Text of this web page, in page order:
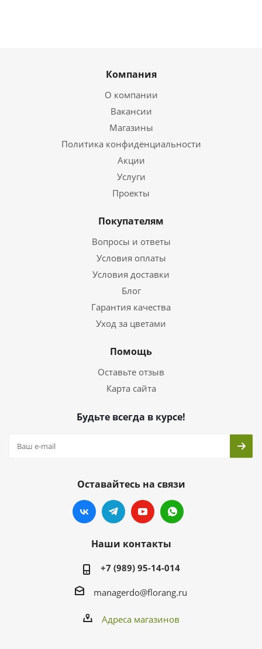
Компания
О компании
Вакансии
Магазины
Политика конфиденциальности
Акции
Услуги
Проекты
Покупателям
Вопросы и ответы
Условия оплаты
Условия доставки
Блог
Гарантия качества
Уход за цветами
Помощь
Оставьте отзыв
Карта сайта
Будьте всегда в курсе!
Оставайтесь на связи
Наши контакты
+7 (989) 95-14-014
managerdo@florang.ru
Адреса магазинов